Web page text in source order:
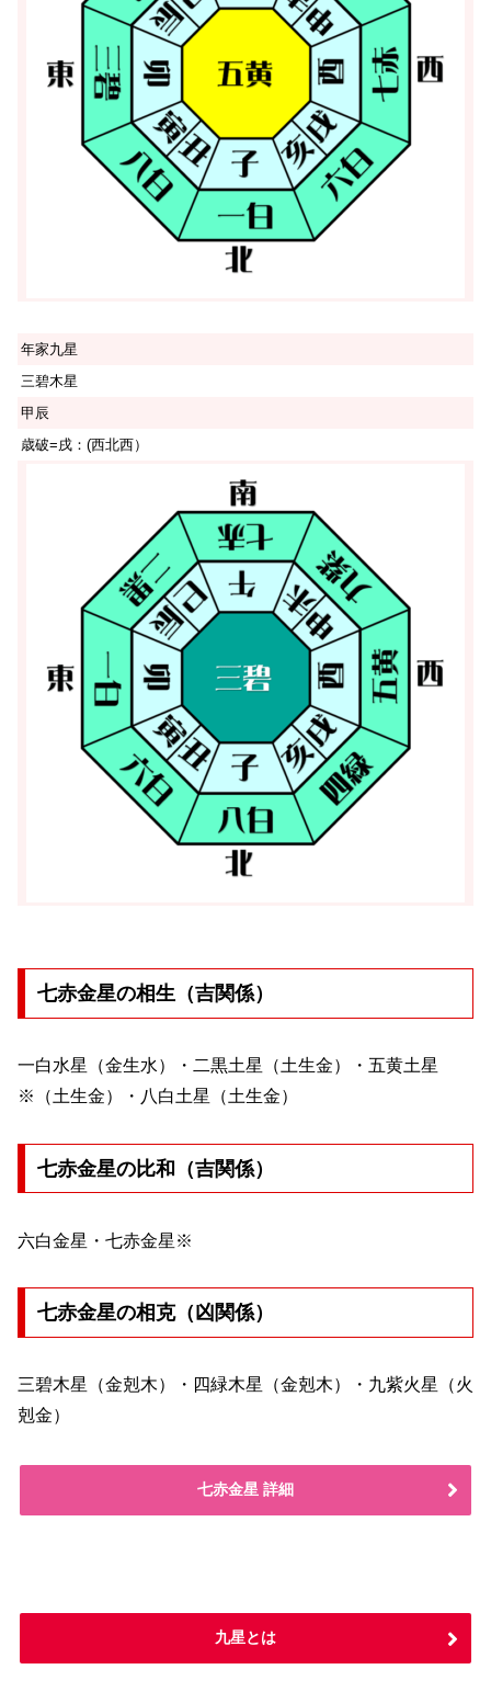
年家九星
三碧木星
甲辰
歳破=戌：(西北西）
七赤金星の相生（吉関係）
一白水星（金生水）・二黒土星（土生金）・五黄土星
※（土生金）・八白土星（土生金）
七赤金星の比和（吉関係）
六白金星・七赤金星※
七赤金星の相克（凶関係）
三碧木星（金剋木）・四緑木星（金剋木）・九紫火星（火
剋金）
七赤金星 詳細
九星とは